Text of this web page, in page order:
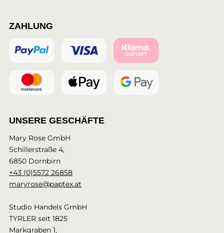
ZAHLUNG
UNSERE GESCHÄFTE
Mary Rose GmbH
Schillerstraße 4,
6850 Dornbirn
+43 (0)5572 26858
maryrose@paptex.at
Studio Handels GmbH
TYRLER seit 1825
Markgraben 1,